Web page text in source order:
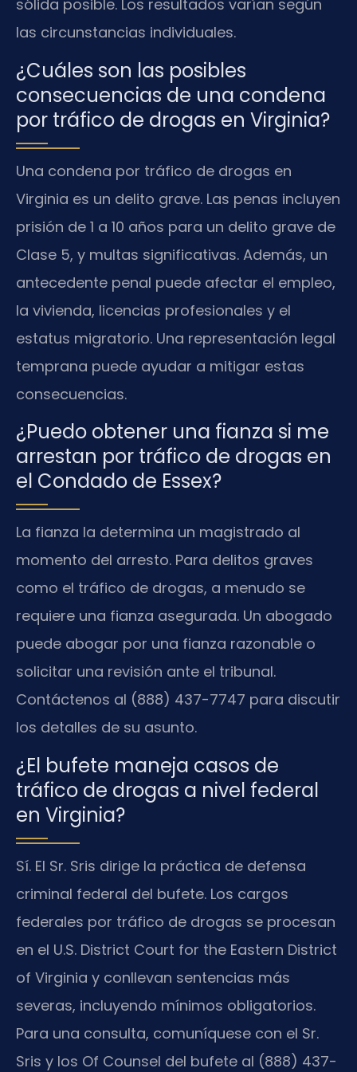
sólida posible. Los resultados varían según
las circunstancias individuales.
¿Cuáles son las posibles
consecuencias de una condena
por tráfico de drogas en Virginia?
Una condena por tráfico de drogas en
Virginia es un delito grave. Las penas incluyen
prisión de 1 a 10 años para un delito grave de
Clase 5, y multas significativas. Además, un
antecedente penal puede afectar el empleo,
la vivienda, licencias profesionales y el
estatus migratorio. Una representación legal
temprana puede ayudar a mitigar estas
consecuencias.
¿Puedo obtener una fianza si me
arrestan por tráfico de drogas en
el Condado de Essex?
La fianza la determina un magistrado al
momento del arresto. Para delitos graves
como el tráfico de drogas, a menudo se
requiere una fianza asegurada. Un abogado
puede abogar por una fianza razonable o
solicitar una revisión ante el tribunal.
Contáctenos al (888) 437-7747 para discutir
los detalles de su asunto.
¿El bufete maneja casos de
tráfico de drogas a nivel federal
en Virginia?
Sí. El Sr. Sris dirige la práctica de defensa
criminal federal del bufete. Los cargos
federales por tráfico de drogas se procesan
en el U.S. District Court for the Eastern District
of Virginia y conllevan sentencias más
severas, incluyendo mínimos obligatorios.
Para una consulta, comuníquese con el Sr.
Sris y los Of Counsel del bufete al (888) 437-